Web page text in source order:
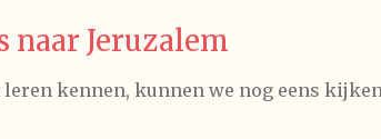
naar Jeruzalem
kennen, kunnen we nog eens